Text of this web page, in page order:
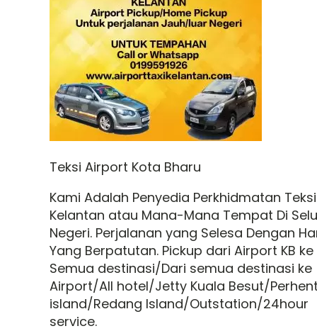
Teksi Airport Kota Bharu
Kami Adalah Penyedia Perkhidmatan
Kelantan atau Mana-Mana Tempat Di
Negeri. Perjalanan yang Selesa Dengan
Yang Berpatutan. Pickup dari Airport KB ke
Semua destinasi/Dari semua destinasi ke
Airport/All hotel/Jetty Kuala Besut/
island/Redang Island/Outstation/24hour
service.